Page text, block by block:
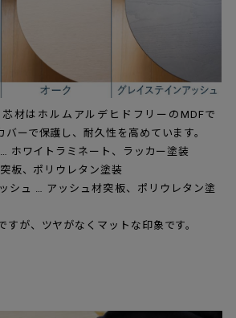
材はホルムアルデヒドフリーのMDFで
バーで保護し、耐久性を高めています。
ホワイトラミネート、ラッカー塗装
板、ポリウレタン塗装
シュ … アッシュ材突板、ポリウレタン塗
すが、ツヤがなくマットな印象です。